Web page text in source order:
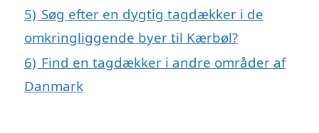
5) Søg efter en dygtig tagdækker i de
omkringliggende byer til Kærbøl?
6) Find en tagdækker i andre områder af
Danmark